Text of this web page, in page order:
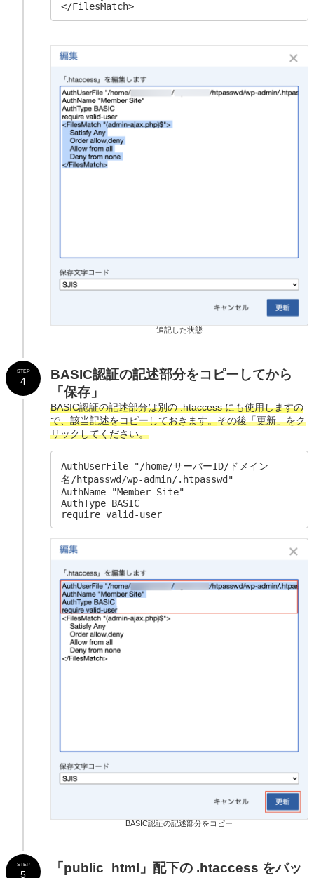
</FilesMatch>
追記した状態
BASIC認証の記述部分をコピーしてから
「保存」
BASIC認証の記述部分は別の .htaccess にも使用しますの
で、該当記述をコピーしておきます。その後「更新」をク
リックしてください。
AuthUserFile "/home/サーバーID/ドメイン
名/htpasswd/wp-admin/.htpasswd"
AuthName "Member Site"
AuthType BASIC
require valid-user
BASIC認証の記述部分をコピー
STEP
4
「public_html」配下の .htaccess をバッ
STEP
5